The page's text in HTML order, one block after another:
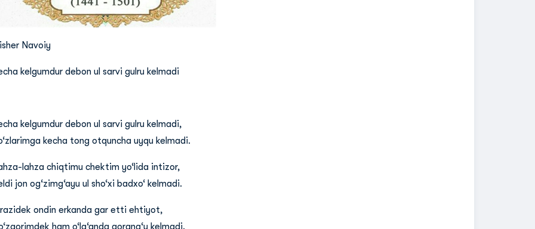
Navoiy
kelgumdur debon ul sarvi gulru kelmadi
kelgumdur debon ul sarvi gulru kelmadi,
kecha tong otquncha uyqu kelmadi.
lahza chiqtimu chektim yo‘lida intizor,
jon og‘zimg‘ayu ul sho‘xi badxo‘ kelmadi.
ondin erkanda gar etti ehtiyot,
ham o‘lg‘anda qorang‘u kelmadi.